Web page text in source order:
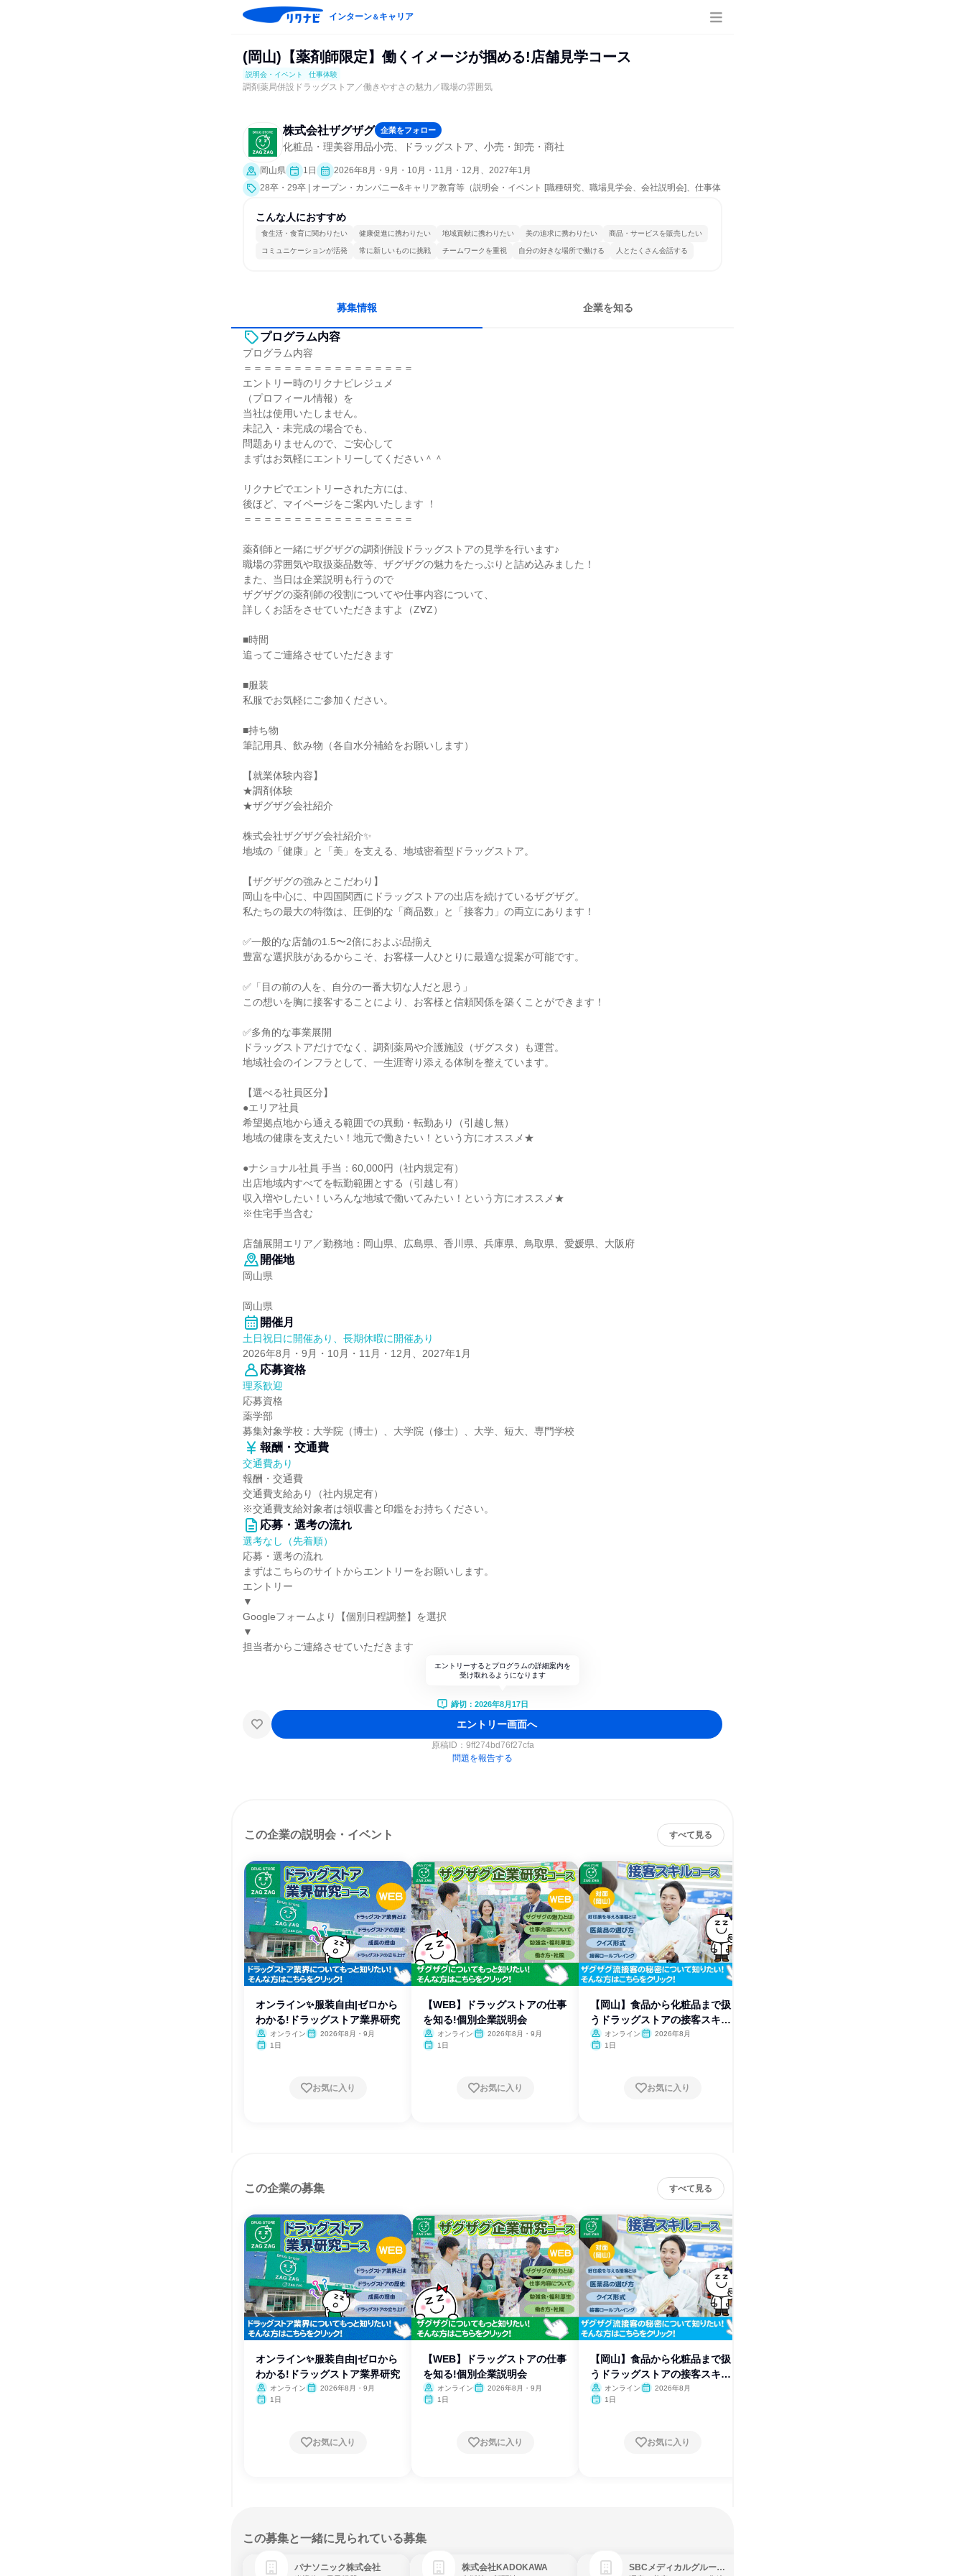
インターン＆キャリア
(岡山)【薬剤師限定】働くイメージが掴める!店舗見学コース
説明会・イベント 仕事体験
調剤薬局併設ドラッグストア／働きやすさの魅力／職場の雰囲気
株式会社ザグザグ 企業をフォロー
化粧品・理美容用品小売、ドラッグストア、小売・卸売・商社
岡山県 1日
2026年8月・9月・10月・11月・12月、2027年1月
28卒・29卒 | オープン・カンパニー&キャリア教育等（説明会・イベント [職種研究、職場見学会、会社説明会]、仕事体
こんな人におすすめ
食生活・食育に関わりたい 健康促進に携わりたい 地域貢献に携わりたい 美の追求に携わりたい 商品・サービスを販売したい
コミュニケーションが活発 常に新しいものに挑戦 チームワークを重視 自分の好きな場所で働ける 人とたくさん会話する
募集情報 企業を知る
プログラム内容
プログラム内容
＝＝＝＝＝＝＝＝＝＝＝＝＝＝＝＝＝
エントリー時のリクナビレジュメ
（プロフィール情報）を
当社は使用いたしません。
未記入・未完成の場合でも、
問題ありませんので、ご安心して
まずはお気軽にエントリーしてください＾＾
リクナビでエントリーされた方には、
後ほど、マイページをご案内いたします ！
＝＝＝＝＝＝＝＝＝＝＝＝＝＝＝＝＝
薬剤師と一緒にザグザグの調剤併設ドラッグストアの見学を行います♪
職場の雰囲気や取扱薬品数等、ザグザグの魅力をたっぷりと詰め込みました！
また、当日は企業説明も行うので
ザグザグの薬剤師の役割についてや仕事内容について、
詳しくお話をさせていただきますよ（Z∀Z）
■時間
追ってご連絡させていただきます
■服装
私服でお気軽にご参加ください。
■持ち物
筆記用具、飲み物（各自水分補給をお願いします）
【就業体験内容】
★調剤体験
★ザグザグ会社紹介
株式会社ザグザグ会社紹介✨️
地域の「健康」と「美」を支える、地域密着型ドラッグストア。
【ザグザグの強みとこだわり】
岡山を中心に、中四国関西にドラッグストアの出店を続けているザグザグ。
私たちの最大の特徴は、圧倒的な「商品数」と「接客力」の両立にあります！
✅️一般的な店舗の1.5〜2倍におよぶ品揃え
豊富な選択肢があるからこそ、お客様一人ひとりに最適な提案が可能です。
✅️「目の前の人を、自分の一番大切な人だと思う」
この想いを胸に接客することにより、お客様と信頼関係を築くことができます！
✅️多角的な事業展開
ドラッグストアだけでなく、調剤薬局や介護施設（ザグスタ）も運営。
地域社会のインフラとして、一生涯寄り添える体制を整えています。
【選べる社員区分】
●エリア社員
希望拠点地から通える範囲での異動・転勤あり（引越し無）
地域の健康を支えたい！地元で働きたい！という方にオススメ★
●ナショナル社員 手当：60,000円（社内規定有）
出店地域内すべてを転勤範囲とする（引越し有）
収入増やしたい！いろんな地域で働いてみたい！という方にオススメ★
※住宅手当含む
店舗展開エリア／勤務地：岡山県、広島県、香川県、兵庫県、鳥取県、愛媛県、大阪府
開催地
岡山県
岡山県
開催月
土日祝日に開催あり、長期休暇に開催あり
2026年8月・9月・10月・11月・12月、2027年1月
応募資格
理系歓迎
応募資格
薬学部
募集対象学校：大学院（博士）、大学院（修士）、大学、短大、専門学校
報酬・交通費
交通費あり
報酬・交通費
交通費支給あり（社内規定有）
※交通費支給対象者は領収書と印鑑をお持ちください。
応募・選考の流れ
選考なし（先着順）
応募・選考の流れ
まずはこちらのサイトからエントリーをお願いします。
エントリー
▼
Googleフォームより【個別日程調整】を選択
▼
担当者からご連絡させていただきます
エントリーするとプログラムの詳細案内を
受け取れるようになります
締切：2026年8月17日
エントリー画面へ
原稿ID： 9ff274bd76f27cfa
問題を報告する
この企業の説明会・イベント すべて見る
オンライン✨服装自由|ゼロから
わかる!ドラッグストア業界研究
オンライン
2026年8月・9月
1日
お気に入り
【WEB】ドラッグストアの仕事
を知る!個別企業説明会
オンライン
2026年8月・9月
1日
お気に入り
【岡山】食品から化粧品まで扱
うドラッグストアの接客スキル
講座オンライン
2026年8月
1日
お気に入り
この企業の募集 すべて見る
オンライン✨服装自由|ゼロから
わかる!ドラッグストア業界研究
オンライン
2026年8月・9月
1日
お気に入り
【WEB】ドラッグストアの仕事
を知る!個別企業説明会
オンライン
2026年8月・9月
1日
お気に入り
【岡山】食品から化粧品まで扱
うドラッグストアの接客スキル
講座オンライン
2026年8月
1日
お気に入り
この募集と一緒に見られている募集
パナソニック株式会社 株式会社KADOKAWA SBCメディカルグループ株式会社